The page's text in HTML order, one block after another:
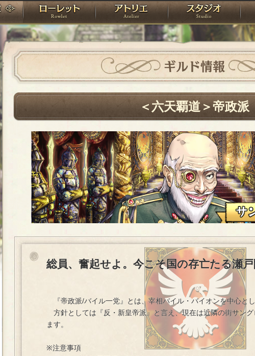
PandoraPartyProject
神殿 ローレット アトリエ ス
ギルド情報
＜六天覇道＞帝政派
総員、奮起せよ。今こそ国の存亡たる瀬
『帝政派/バイル一党』とは、宰相バイル・バイオンを中心とし
方針としては『反・新皇帝派』と言え、現在は近隣の街サン
ます。
※注意事項